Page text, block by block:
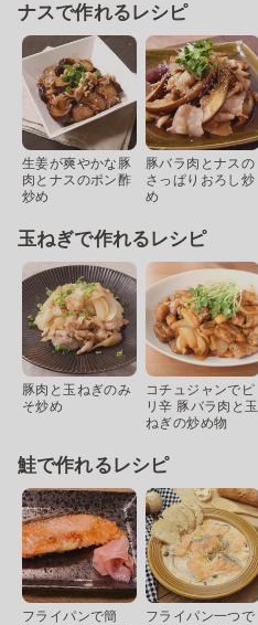
ナスで作れるレシピ
生姜が爽やかな豚
肉とナスのポン酢
炒め
豚バラ肉とナスの
さっぱりおろし炒
め
玉ねぎで作れるレシピ
豚肉と玉ねぎのみ
そ炒め
コチュジャンでピ
リ辛 豚バラ肉と玉
ねぎの炒め物
鮭で作れるレシピ
フライパンで簡
フライパン一つで